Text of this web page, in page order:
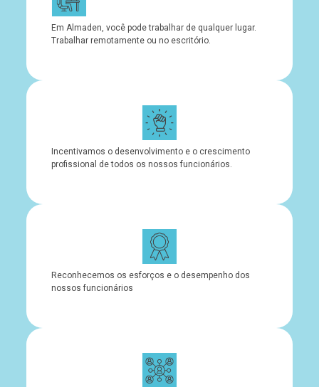
Em Almaden, você pode trabalhar de qualquer lugar.
Trabalhar remotamente ou no escritório.
Incentivamos o desenvolvimento e o crescimento
profissional de todos os nossos funcionários.
Reconhecemos os esforços e o desempenho dos
nossos funcionários